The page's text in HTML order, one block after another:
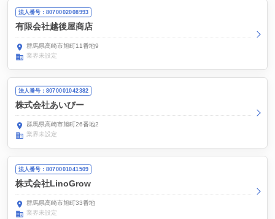
法人番号：8070002008993
有限会社越後屋商店
群馬県高崎市旭町11番地9
業界未設定
法人番号：8070001042382
株式会社あいびー
群馬県高崎市旭町26番地2
業界未設定
法人番号：8070001041509
株式会社LinoGrow
群馬県高崎市旭町33番地
業界未設定